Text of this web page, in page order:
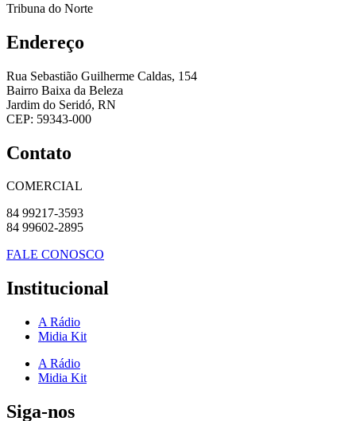
Tribuna do Norte
Endereço
Rua Sebastião Guilherme Caldas, 154
Bairro Baixa da Beleza
Jardim do Seridó, RN
CEP: 59343-000
Contato
COMERCIAL
84 99217-3593
84 99602-2895
FALE CONOSCO
Institucional
A Rádio
Midia Kit
A Rádio
Midia Kit
Siga-nos